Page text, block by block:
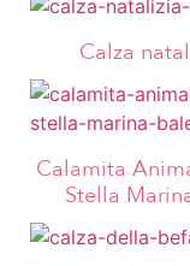
Calza
Calamita
Stella